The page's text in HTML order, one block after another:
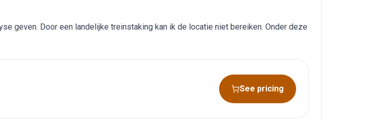
geven. Door een landelijke treinstaking kan ik de locatie niet bereiken. Onder deze
See pricing